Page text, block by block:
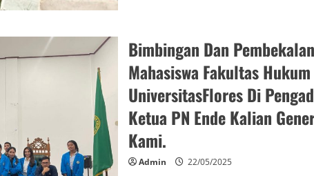
Bimbingan Dan
Mahasiswa Fakultas Hukum
UniversitasFlores Di
Ketua PN Ende Kalian
Kami.
Admin 22/05/2025